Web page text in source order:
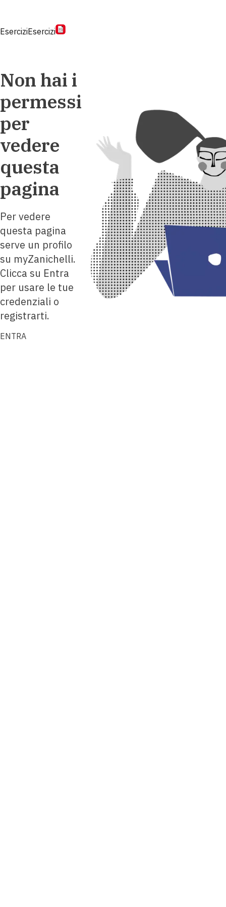
EserciziEsercizi
Non hai i
permessi
per
vedere
questa
pagina
Per vedere
questa pagina
serve un profilo
su myZanichelli.
Clicca su Entra
per usare le tue
credenziali o
registrarti.
ENTRA